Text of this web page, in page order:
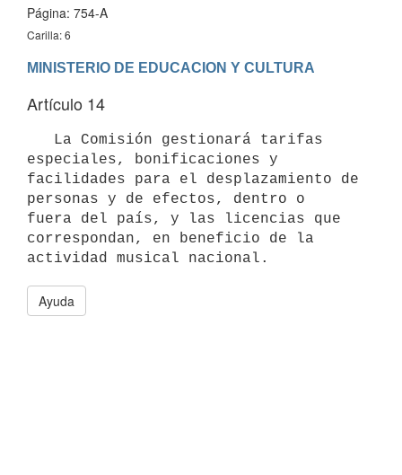
Página: 754-A
Carilla: 6
Artículo 14
especiales, bonificaciones y
facilidades para el desplazamiento de
personas y de efectos, dentro o
fuera del país, y las licencias que
correspondan, en beneficio de la
Ayuda